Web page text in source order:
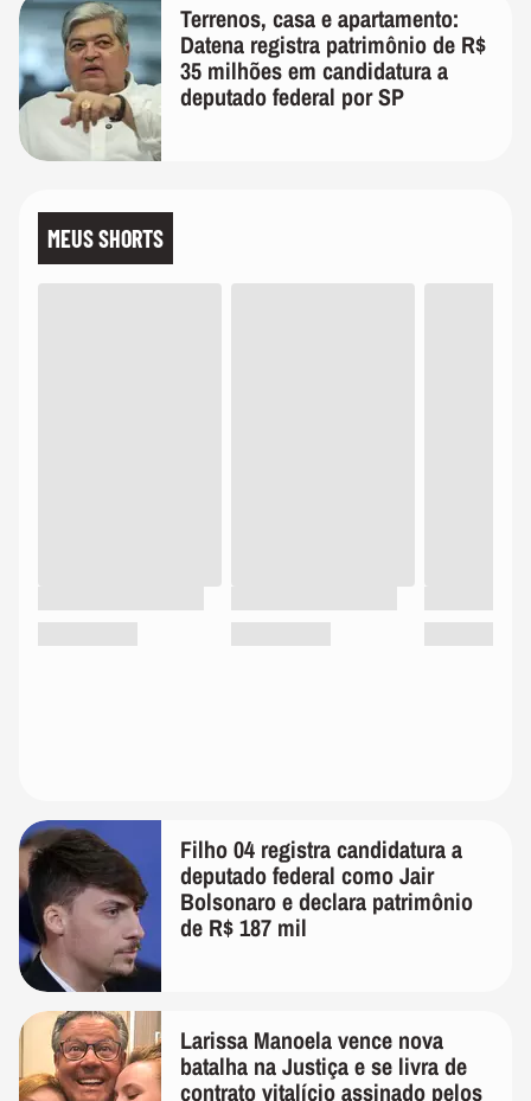
Terrenos, casa e apartamento:
Datena registra patrimônio de R$
35 milhões em candidatura a
deputado federal por SP
MEUS SHORTS
Filho 04 registra candidatura a
deputado federal como Jair
Bolsonaro e declara patrimônio
de R$ 187 mil
Larissa Manoela vence nova
batalha na Justiça e se livra de
contrato vitalício assinado pelos